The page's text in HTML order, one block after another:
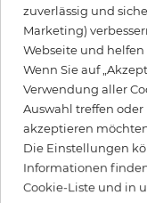
zuverlässig und
Marketing)
Webseite und helfen
Wenn Sie auf
Verwendung aller
Auswahl treffen
akzeptieren
Die Einstellungen
Informationen
Cookie-Liste und in